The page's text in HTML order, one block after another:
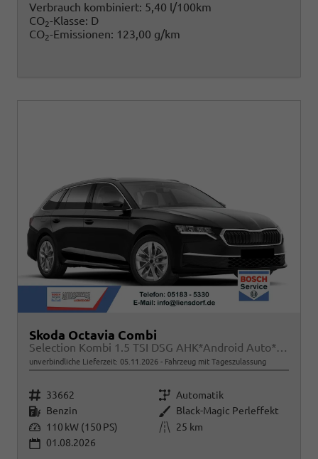
Verbrauch kombiniert: 5,40 l/100km
CO2-Klasse: D
CO2-Emissionen: 123,00 g/km
Skoda Octavia Combi
Selection Kombi 1.5 TSI DSG AHK*Android Auto*ACC*SHZ*E-Heck*Keyless*Kamera*2Z Klimaauto
unverbindliche Lieferzeit: 05.11.2026 Fahrzeug mit Tageszulassung
Fahrzeugnr. 33662 Getriebe Automatik
Kraftstoff Benzin Außenfarbe Black-Magic Perleffekt
Leistung 110 kW (150 PS) Kilometerstand
25 km
01.08.2026